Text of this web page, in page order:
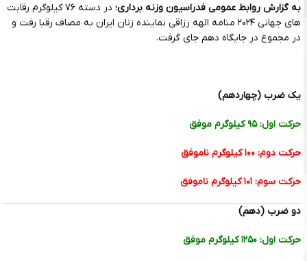
به گزارش روابط عمومی فدراسیون وزنه برداری؛
در دسته ۷۶ کیلوگرم رقابت
های جهانی ۲۰۲۴ منامه الهه رزاقی نماینده زنان ایران به مصاف رقبا رفت و
در مجموع در جایگاه دهم جای گرفت.
یک ضرب (چهاردهم)
حرکت اول: ۹۵ کیلوگرم موفق
حرکت دوم: ۱۰۰ کیلوگرم ناموفق
حرکت سوم: ۱۰۱ کیلوگرم ناموفق
دو ضرب (دهم)
حرکت اول: ۱۲۵۰ کیلوگرم موفق